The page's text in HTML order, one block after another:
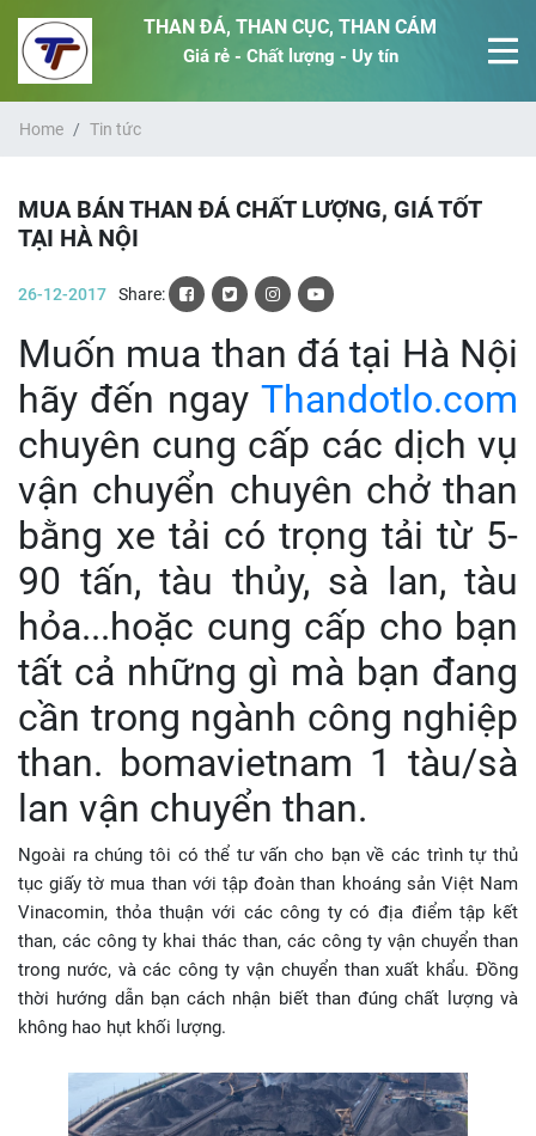
THAN ĐÁ, THAN CỤC, THAN CÁM
Giá rẻ - Chất lượng - Uy tín
Home Tin tức
MUA BÁN THAN ĐÁ CHẤT LƯỢNG, GIÁ TỐT
TẠI HÀ NỘI
26-12-2017 Share:
Muốn mua than đá tại Hà Nội
hãy đến ngay Thandotlo.com
chuyên cung cấp các dịch vụ
vận chuyển chuyên chở than
bằng xe tải có trọng tải từ 5-
90 tấn, tàu thủy, sà lan, tàu
hỏa...hoặc cung cấp cho bạn
tất cả những gì mà bạn đang
cần trong ngành công nghiệp
than. bomavietnam 1 tàu/sà
lan vận chuyển than.
Ngoài ra chúng tôi có thể tư vấn cho bạn về các trình tự thủ
tục giấy tờ mua than với tập đoàn than khoáng sản Việt Nam
Vinacomin, thỏa thuận với các công ty có địa điểm tập kết
than, các công ty khai thác than, các công ty vận chuyển than
trong nước, và các công ty vận chuyển than xuất khẩu. Đồng
thời hướng dẫn bạn cách nhận biết than đúng chất lượng và
không hao hụt khối lượng.